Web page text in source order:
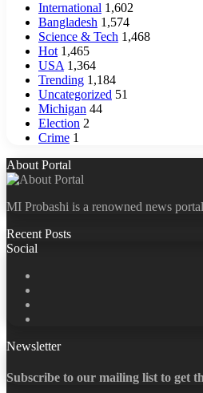
International 1,602
Bangladesh 1,574
Science & Tech 1,468
Hot 1,465
USA 1,364
Trending 1,184
Uncategorized 51
Michigan 44
Election 2
Crime 1
About Portal
MI Probashi is a renowned news
Recent Posts
Social
Newsletter
Subscribe to our mailing list to get